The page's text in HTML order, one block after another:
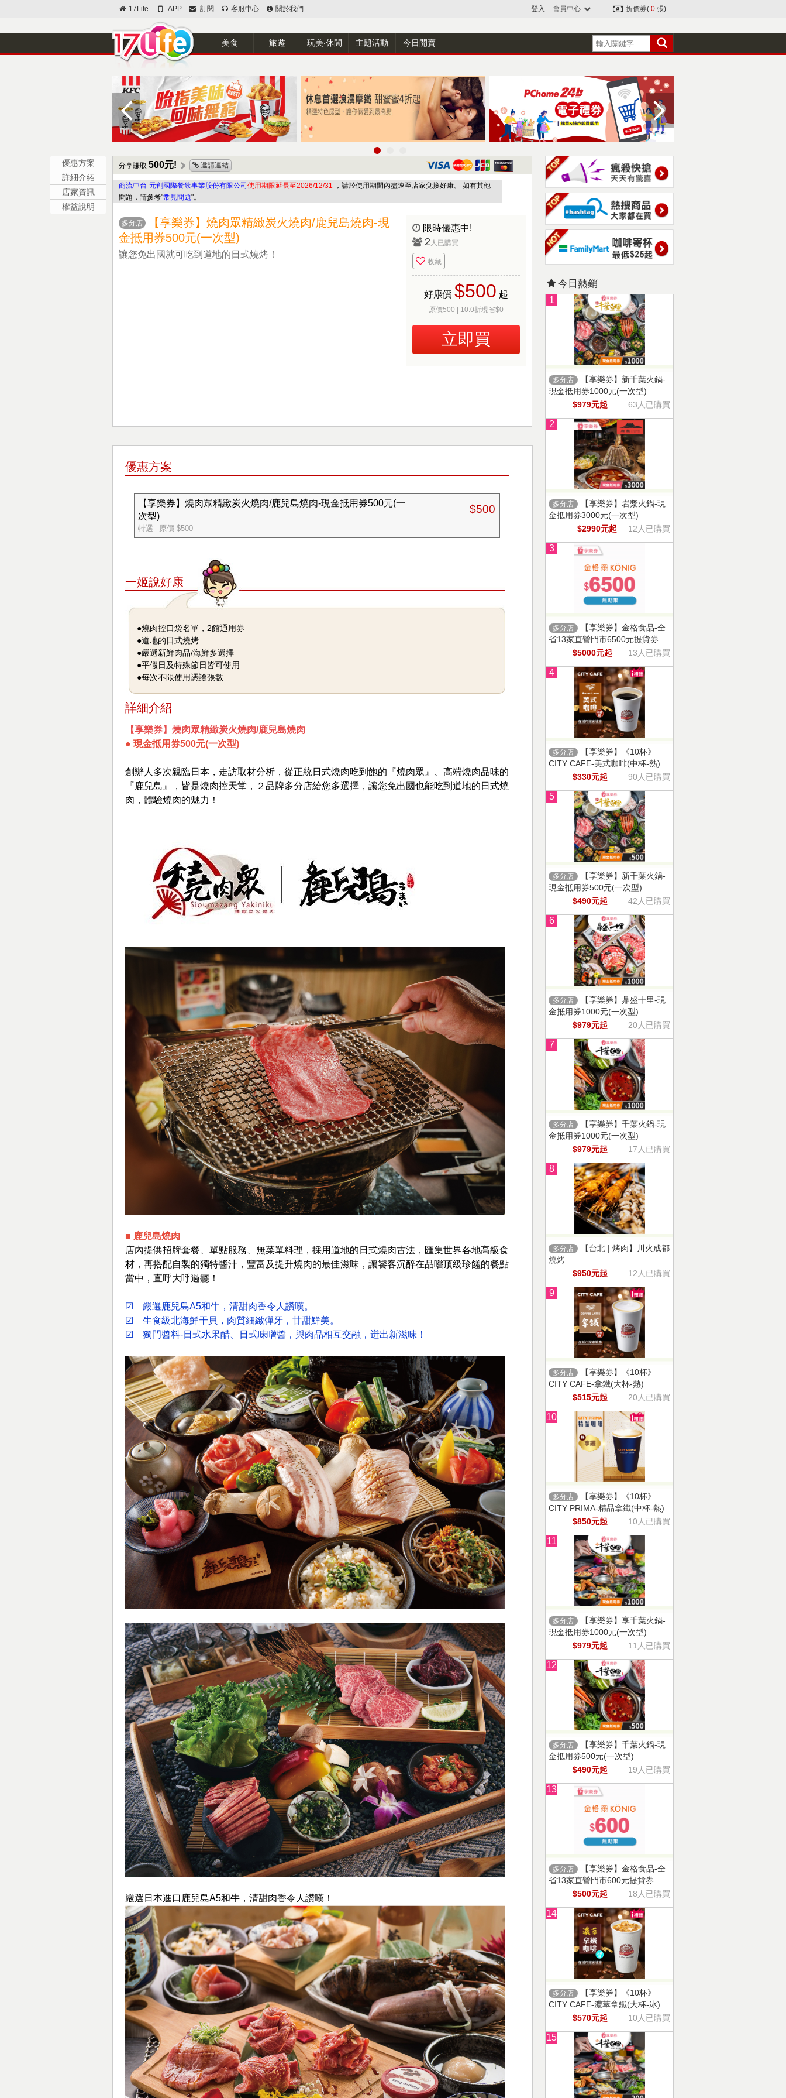
17Life APP 訂閱 客服中心 關於我們 登入 會員中心 折價券( 0 張)
美食 旅遊 玩美‧休閒 主題活動 今日開賣
優惠方案
詳細介紹
店家資訊
權益說明
分享賺取 500元! 邀請連結
商流中台-元創國際餐飲事業股份有限公司 使用期限延長至2026/12/31 ，請於使用期間內盡速至店家兌換好康。 如有其他
問題，請參考"常見問題"。
多分店
【享樂券】燒肉眾精緻炭火燒肉/鹿兒島燒肉-現
金抵用券500元(一次型)
讓您免出國就可吃到道地的日式燒烤！
限時優惠中!
2 人已購買
收藏
好康價 $500 起
原價500 | 10.0折現省$0
立即買
優惠方案
【享樂券】燒肉眾精緻炭火燒肉/鹿兒島燒肉-現金抵用券500元(一
次型)
特選 原價 $500
$500
一姬說好康
●燒肉控口袋名單，2館通用券
●道地的日式燒烤
●嚴選新鮮肉品/海鮮多選擇
●平假日及特殊節日皆可使用
●每次不限使用憑證張數
詳細介紹
【享樂券】燒肉眾精緻炭火燒肉/鹿兒島燒肉
● 現金抵用券500元(一次型)
創辦人多次親臨日本，走訪取材分析，從正統日式燒肉吃到飽的『燒肉眾』、高端燒肉品味的
『鹿兒島』，皆是燒肉控天堂，２品牌多分店給您多選擇，​讓您免出國也能吃到道地的日式燒
肉，體驗燒肉的魅力！
■ 鹿兒島燒肉
店內提供招牌套餐、單點服務、無菜單料理，採用道地的日式燒肉古法，匯集世界各地高級食
材，再搭配自製的獨特醬汁，豐富及提升燒肉的最佳滋味，讓饕客沉醉在品嚐頂級珍饈的餐點
當中，直呼大呼過癮！
☑ 嚴選鹿兒島A5和牛，清甜肉香令人讚嘆。
☑ 生食級北海鮮干貝，肉質細緻彈牙，甘甜鮮美。
☑ 獨門醬料-日式水果醋、日式味噌醬，與肉品相互交融，迸出新滋味！
嚴選日本進口鹿兒島A5和牛，清甜肉香令人讚嘆！
今日熱銷
1
多分店
【享樂券】新千葉火鍋-
現金抵用券1000元(一次型)
$979元起
63人已購買
2
多分店
【享樂券】岩漿火鍋-現
金抵用券3000元(一次型)
$2990元起
12人已購買
3
多分店
【享樂券】金格食品-全
省13家直營門市6500元提貨券
$5000元起
13人已購買
4
多分店
【享樂券】《10杯》
CITY CAFE-美式咖啡(中杯-熱)
$330元起
90人已購買
5
多分店
【享樂券】新千葉火鍋-
現金抵用券500元(一次型)
$490元起
42人已購買
6
多分店
【享樂券】鼎盛十里-現
金抵用券1000元(一次型)
$979元起
20人已購買
7
多分店
【享樂券】千葉火鍋-現
金抵用券1000元(一次型)
$979元起
17人已購買
8
多分店
【台北 | 烤肉】川火成都
燒烤
$950元起
12人已購買
9
多分店
【享樂券】《10杯》
CITY CAFE-拿鐵(大杯-熱)
$515元起
20人已購買
10
多分店
【享樂券】《10杯》
CITY PRIMA-精品拿鐵(中杯-熱)
$850元起
10人已購買
11
多分店
【享樂券】享千葉火鍋-
現金抵用券1000元(一次型)
$979元起
11人已購買
12
多分店
【享樂券】千葉火鍋-現
金抵用券500元(一次型)
$490元起
19人已購買
13
多分店
【享樂券】金格食品-全
省13家直營門市600元提貨券
$500元起
18人已購買
14
多分店
【享樂券】《10杯》
CITY CAFE-濃萃拿鐵(大杯-冰)
$570元起
10人已購買
15